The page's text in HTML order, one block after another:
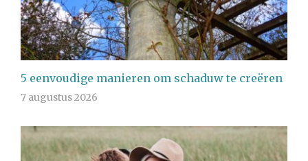
5 eenvoudige manieren om schaduw te creëren
7 augustus 2026